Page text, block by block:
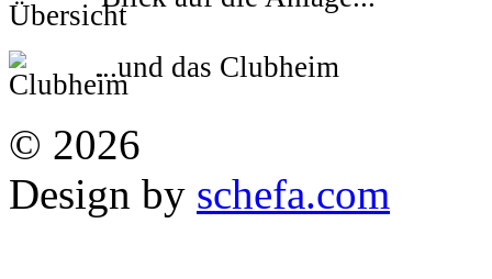
...und das Clubheim
© 2026
Design by schefa.com